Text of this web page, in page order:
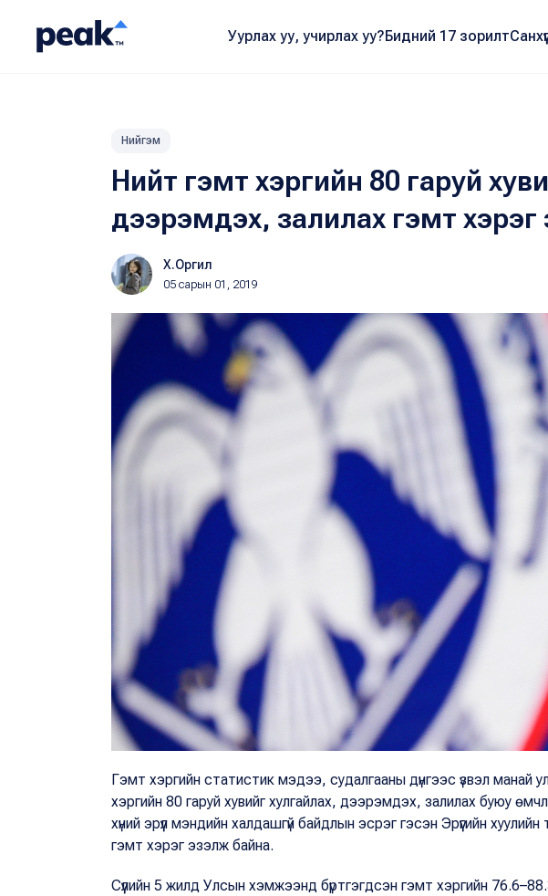
Уурлах уу, учирлах уу?Бидний 17 зорилт
Нийгэм
Нийт гэмт хэргийн 80 гаруй
дээрэмдэх, залилах гэмт хэрэг
Х.Оргил
05 сарын 01, 2019
Гэмт хэргийн статистик мэдээ, судалгааны дүнгээс үзвэл манай
хэргийн 80 гаруй хувийг хулгайлах, дээрэмдэх, залилах буюу
хүний эрүүл мэндийн халдашгүй байдлын эсрэг гэсэн Эрүүгийн
гэмт хэрэг эзэлж байна.
Сүүлийн 5 жилд Улсын хэмжээнд бүртгэгдсэн гэмт хэргийн